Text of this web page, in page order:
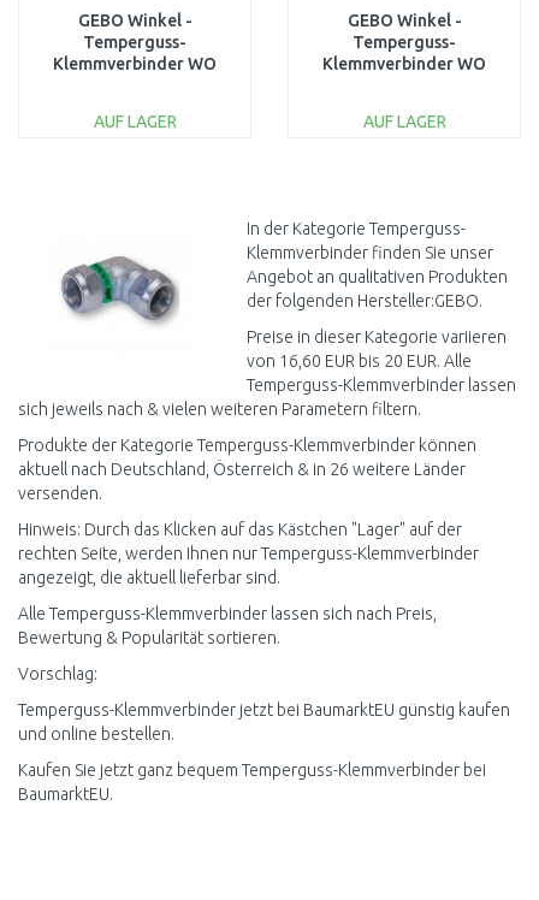
GEBO Winkel -
Temperguss-
Klemmverbinder WO
AUF LAGER
GEBO Winkel -
Temperguss-
Klemmverbinder WO
AUF LAGER
Vergleichen
In der Kategorie Temperguss-
Klemmverbinder finden Sie unser
Angebot an qualitativen Produkten
der folgenden Hersteller:GEBO.
Preise in dieser Kategorie variieren
von 16,60 EUR bis 20 EUR. Alle
Temperguss-Klemmverbinder lassen
sich jeweils nach & vielen weiteren Parametern filtern.
Produkte der Kategorie Temperguss-Klemmverbinder können
aktuell nach Deutschland, Österreich & in 26 weitere Länder
versenden.
Hinweis: Durch das Klicken auf das Kästchen "Lager" auf der
rechten Seite, werden Ihnen nur Temperguss-Klemmverbinder
angezeigt, die aktuell lieferbar sind.
Alle Temperguss-Klemmverbinder lassen sich nach Preis,
Bewertung & Popularität sortieren.
Vorschlag:
Temperguss-Klemmverbinder jetzt bei BaumarktEU günstig kaufen
und online bestellen.
Kaufen Sie jetzt ganz bequem Temperguss-Klemmverbinder bei
BaumarktEU.